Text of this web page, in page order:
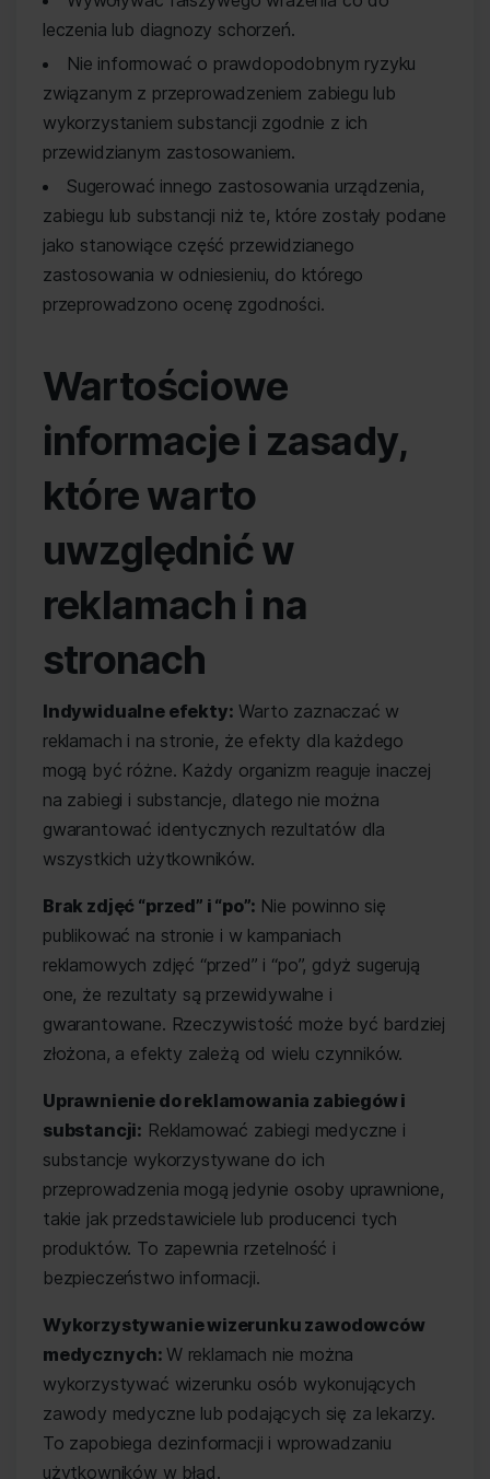
leczenia lub diagnozy schorzeń.
Nie informować o prawdopodobnym ryzyku
związanym z przeprowadzeniem zabiegu lub
wykorzystaniem substancji zgodnie z ich
przewidzianym zastosowaniem.
Sugerować innego zastosowania urządzenia,
zabiegu lub substancji niż te, które zostały podane
jako stanowiące część przewidzianego
zastosowania w odniesieniu, do którego
przeprowadzono ocenę zgodności.
Wartościowe
informacje i zasady,
które warto
uwzględnić w
reklamach i na
stronach
Indywidualne efekty: Warto zaznaczać w
reklamach i na stronie, że efekty dla każdego
mogą być różne. Każdy organizm reaguje inaczej
na zabiegi i substancje, dlatego nie można
gwarantować identycznych rezultatów dla
wszystkich użytkowników.
Brak zdjęć “przed” i “po”: Nie powinno się
publikować na stronie i w kampaniach
reklamowych zdjęć “przed” i “po”, gdyż sugerują
one, że rezultaty są przewidywalne i
gwarantowane. Rzeczywistość może być bardziej
złożona, a efekty zależą od wielu czynników.
Uprawnienie do reklamowania zabiegów i
substancji: Reklamować zabiegi medyczne i
substancje wykorzystywane do ich
przeprowadzenia mogą jedynie osoby uprawnione,
takie jak przedstawiciele lub producenci tych
produktów. To zapewnia rzetelność i
bezpieczeństwo informacji.
Wykorzystywanie wizerunku zawodowców
medycznych: W reklamach nie można
wykorzystywać wizerunku osób wykonujących
zawody medyczne lub podających się za lekarzy.
To zapobiega dezinformacji i wprowadzaniu
użytkowników w błąd.